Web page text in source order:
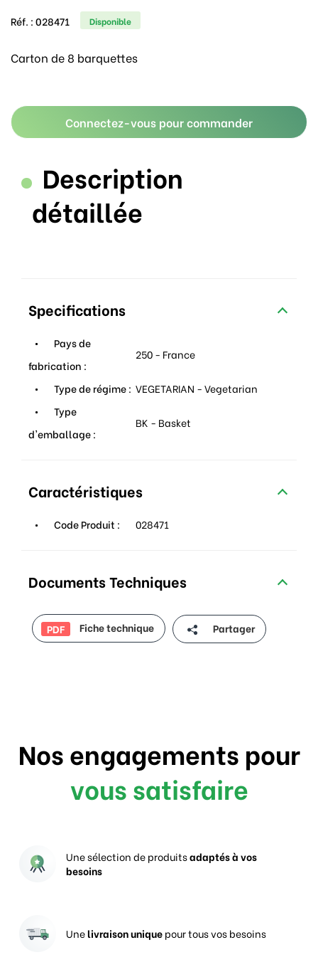
Réf. :028471 Disponible
Carton de 8 barquettes
Connectez-vous pour commander
Description
détaillée
Specifications
Pays de
fabrication :
250 - France
Type de régime : VEGETARIAN - Vegetarian
Type
d'emballage :
BK - Basket
Caractéristiques
Code Produit : 028471
Documents Techniques
PDF Fiche technique Partager
Nos engagements pour
vous satisfaire
Une sélection de produitsadaptés à vos
besoins
Unelivraison uniquepour tous vos besoins